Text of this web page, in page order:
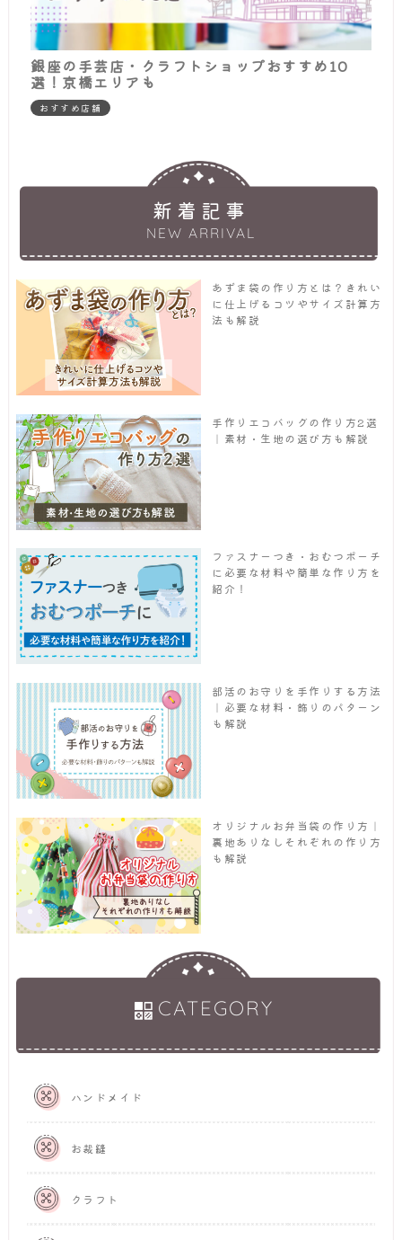
銀座の手芸店・クラフトショップおすすめ10
選！京橋エリアも
おすすめ店舗
新着記事
NEW ARRIVAL
あずま袋の作り方とは？きれい
に仕上げるコツやサイズ計算方
法も解説
手作りエコバッグの作り方2選
｜素材・生地の選び方も解説
ファスナーつき・おむつポーチ
に必要な材料や簡単な作り方を
紹介！
部活のお守りを手作りする方法
｜必要な材料・飾りのパターン
も解説
オリジナルお弁当袋の作り方｜
裏地ありなしそれぞれの作り方
も解説
CATEGORY
ハンドメイド
お裁縫
クラフト